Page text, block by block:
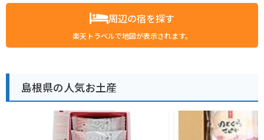
周辺の宿を探す
楽天トラベルで地図が表示されます。
島根県の人気お土産